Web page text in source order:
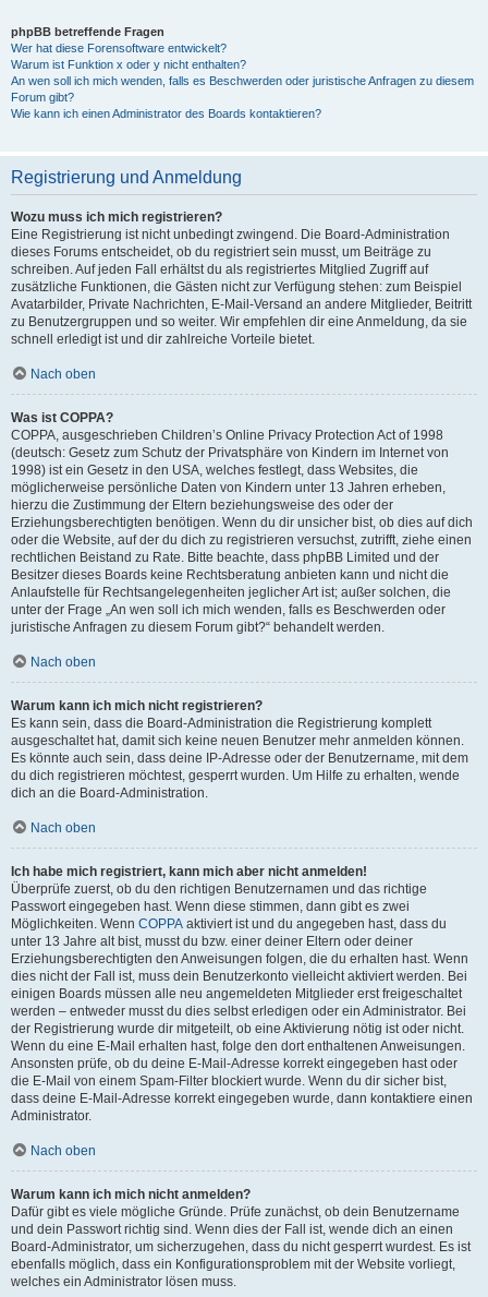
phpBB betreffende Fragen
Wer hat diese Forensoftware entwickelt?
Warum ist Funktion x oder y nicht enthalten?
An wen soll ich mich wenden, falls es Beschwerden oder juristische Anfragen zu diesem
Forum gibt?
Wie kann ich einen Administrator des Boards kontaktieren?
Registrierung und Anmeldung
Wozu muss ich mich registrieren?
Eine Registrierung ist nicht unbedingt zwingend. Die Board-Administration
dieses Forums entscheidet, ob du registriert sein musst, um Beiträge zu
schreiben. Auf jeden Fall erhältst du als registriertes Mitglied Zugriff auf
zusätzliche Funktionen, die Gästen nicht zur Verfügung stehen: zum Beispiel
Avatarbilder, Private Nachrichten, E-Mail-Versand an andere Mitglieder, Beitritt
zu Benutzergruppen und so weiter. Wir empfehlen dir eine Anmeldung, da sie
schnell erledigt ist und dir zahlreiche Vorteile bietet.
Nach oben
Was ist COPPA?
COPPA, ausgeschrieben Children’s Online Privacy Protection Act of 1998
(deutsch: Gesetz zum Schutz der Privatsphäre von Kindern im Internet von
1998) ist ein Gesetz in den USA, welches festlegt, dass Websites, die
möglicherweise persönliche Daten von Kindern unter 13 Jahren erheben,
hierzu die Zustimmung der Eltern beziehungsweise des oder der
Erziehungsberechtigten benötigen. Wenn du dir unsicher bist, ob dies auf dich
oder die Website, auf der du dich zu registrieren versuchst, zutrifft, ziehe einen
rechtlichen Beistand zu Rate. Bitte beachte, dass phpBB Limited und der
Besitzer dieses Boards keine Rechtsberatung anbieten kann und nicht die
Anlaufstelle für Rechtsangelegenheiten jeglicher Art ist; außer solchen, die
unter der Frage „An wen soll ich mich wenden, falls es Beschwerden oder
juristische Anfragen zu diesem Forum gibt?“ behandelt werden.
Nach oben
Warum kann ich mich nicht registrieren?
Es kann sein, dass die Board-Administration die Registrierung komplett
ausgeschaltet hat, damit sich keine neuen Benutzer mehr anmelden können.
Es könnte auch sein, dass deine IP-Adresse oder der Benutzername, mit dem
du dich registrieren möchtest, gesperrt wurden. Um Hilfe zu erhalten, wende
dich an die Board-Administration.
Nach oben
Ich habe mich registriert, kann mich aber nicht anmelden!
Überprüfe zuerst, ob du den richtigen Benutzernamen und das richtige
Passwort eingegeben hast. Wenn diese stimmen, dann gibt es zwei
Möglichkeiten. Wenn COPPA aktiviert ist und du angegeben hast, dass du
unter 13 Jahre alt bist, musst du bzw. einer deiner Eltern oder deiner
Erziehungsberechtigten den Anweisungen folgen, die du erhalten hast. Wenn
dies nicht der Fall ist, muss dein Benutzerkonto vielleicht aktiviert werden. Bei
einigen Boards müssen alle neu angemeldeten Mitglieder erst freigeschaltet
werden – entweder musst du dies selbst erledigen oder ein Administrator. Bei
der Registrierung wurde dir mitgeteilt, ob eine Aktivierung nötig ist oder nicht.
Wenn du eine E-Mail erhalten hast, folge den dort enthaltenen Anweisungen.
Ansonsten prüfe, ob du deine E-Mail-Adresse korrekt eingegeben hast oder
die E-Mail von einem Spam-Filter blockiert wurde. Wenn du dir sicher bist,
dass deine E-Mail-Adresse korrekt eingegeben wurde, dann kontaktiere einen
Administrator.
Nach oben
Warum kann ich mich nicht anmelden?
Dafür gibt es viele mögliche Gründe. Prüfe zunächst, ob dein Benutzername
und dein Passwort richtig sind. Wenn dies der Fall ist, wende dich an einen
Board-Administrator, um sicherzugehen, dass du nicht gesperrt wurdest. Es ist
ebenfalls möglich, dass ein Konfigurationsproblem mit der Website vorliegt,
welches ein Administrator lösen muss.